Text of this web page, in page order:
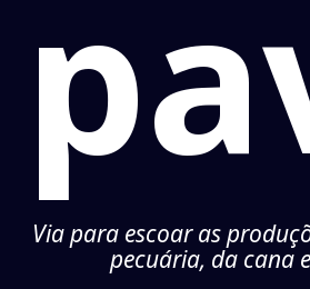
Via para escoar as
pecuária, da cana